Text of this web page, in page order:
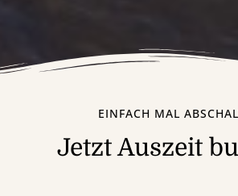
EINFACH MAL
Jetzt Auszeit